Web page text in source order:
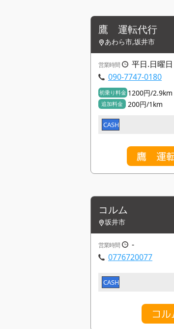
鷹 運転代行
あわら市,坂井市
営業時間
平日.日曜
090-7747-0180
初乗り料金 1200円/2.9km
追加料金 200円/1km
CASH
鷹 運転
コルム
坂井市
営業時間
-
0776720077
CASH
コ